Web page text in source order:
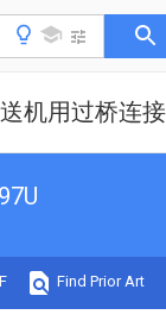
机用过桥连
Find Prior Art